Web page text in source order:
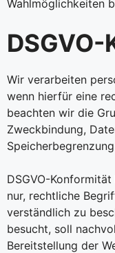
Wahlmöglichkeiten
Wir verarbeiten
wenn hierfür eine
beachten wir die
Zweckbindung,
DSGVO-
nur, rechtliche
verständlich zu
besucht, soll
Bereitstellung der